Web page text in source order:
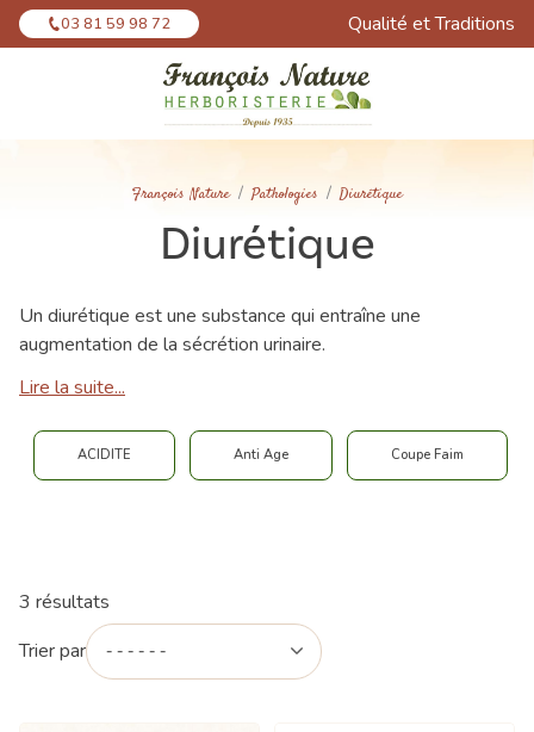
03 81 59 98 72 Qualité et Traditions
François Nature Pathologies Diurétique
Diurétique
Un diurétique est une substance qui entraîne une
augmentation de la sécrétion urinaire.
Lire la suite...
ACIDITE Anti Age Coupe Faim
3 résultats
Trier par
Panneau de gestion des cookies